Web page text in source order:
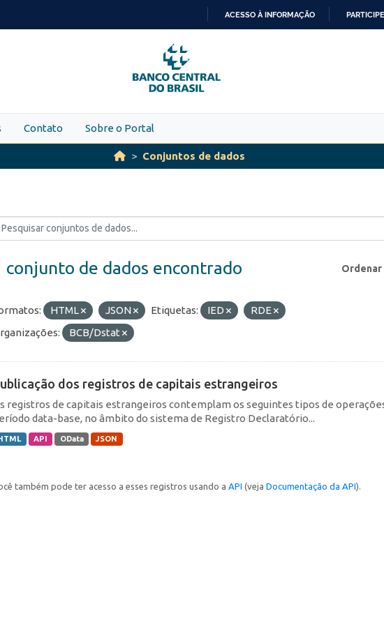
PARA
O
CONTEÚDO
ACESSO À INFORMAÇÃO PARTICIPE
Contato Sobre o Portal
Conjuntos de dados
conjunto de dados encontrado
HTML JSON Etiquetas: IED
RDE
BCB/Dstat
dos registros de capitais estrangeiros
registros de capitais estrangeiros contemplam os seguintes tipos de
data-base, no âmbito do sistema de Registro Declaratório...
API OData JSON
também pode ter acesso a esses registros usando a API (veja Documentação da API).